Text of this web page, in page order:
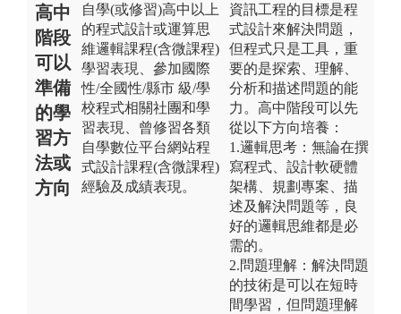
高中
階段
可以
準備
的學
習方
法或
方向
自學(或修習)高中以上
的程式設計或運算思
維邏輯課程(含微課程)
學習表現、參加國際
性/全國性/縣市 級/學
校程式相關社團和學
習表現、曾修習各類
自學數位平台網站程
式設計課程(含微課程)
經驗及成績表現。
資訊工程的目標是程
式設計來解決問題，
但程式只是工具，重
要的是探索、理解、
分析和描述問題的能
力。高中階段可以先
從以下方向培養：
1.邏輯思考：無論在撰
寫程式、設計軟硬體
架構、規劃專案、描
述及解決問題等，良
好的邏輯思維都是必
需的。
2.問題理解：解決問題
的技術是可以在短時
間學習，但問題理解